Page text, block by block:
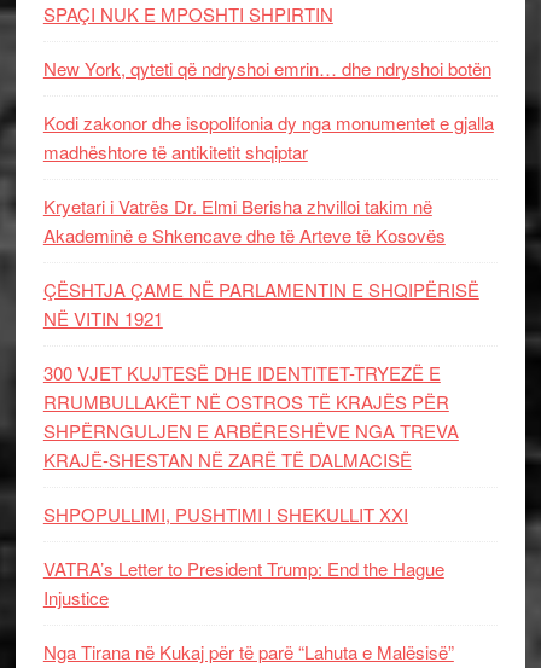
SPAÇI NUK E MPOSHTI SHPIRTIN
New York, qyteti që ndryshoi emrin… dhe ndryshoi botën
Kodi zakonor dhe isopolifonia dy nga monumentet e gjalla
madhështore të antikitetit shqiptar
Kryetari i Vatrës Dr. Elmi Berisha zhvilloi takim në
Akademinë e Shkencave dhe të Arteve të Kosovës
ÇËSHTJA ÇAME NË PARLAMENTIN E SHQIPËRISË
NË VITIN 1921
300 VJET KUJTESË DHE IDENTITET-TRYEZË E
RRUMBULLAKËT NË OSTROS TË KRAJËS PËR
SHPËRNGULJEN E ARBËRESHËVE NGA TREVA
KRAJË-SHESTAN NË ZARË TË DALMACISË
SHPOPULLIMI, PUSHTIMI I SHEKULLIT XXI
VATRA’s Letter to President Trump: End the Hague
Injustice
Nga Tirana në Kukaj për të parë “Lahuta e Malësisë”